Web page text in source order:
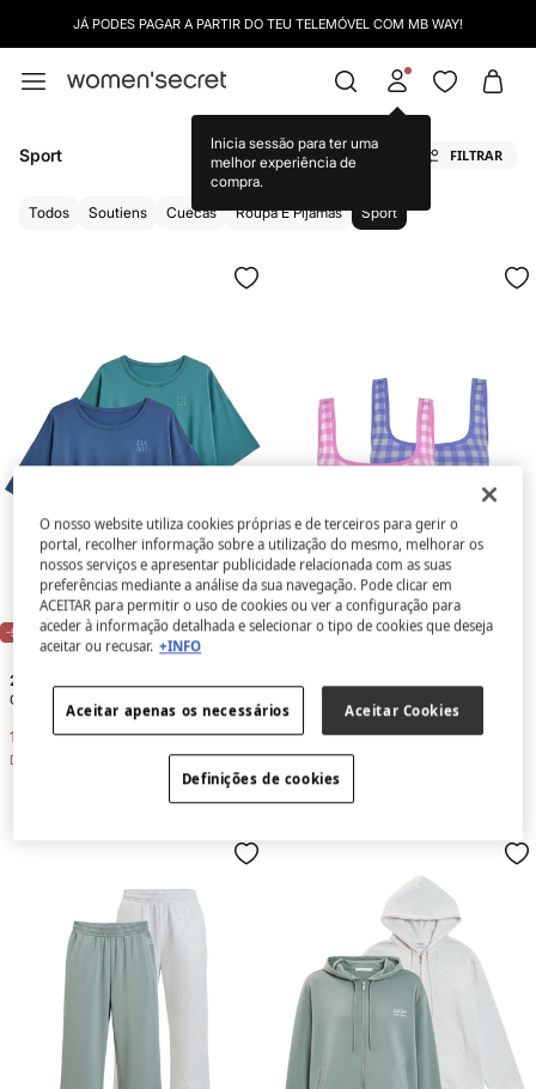
ÉS SÓCIA/O? INICIA A SESSÃO E APROVEITA PROMOÇÕES EXCLUSIVAS |
Sport FILTRAR
Todos Soutiens Cuecas Roupa E Pijamas Sport
-55%
2 Produtos
Conjunto de t-shirt e t-shirt
17,98 € 39,98 €
Desconto
-35%
Conjunto de soutien e soutien
38,98 € 59,98 €
Desconto21,00 €
O nosso website utiliza cookies próprias e de terceiros para gerir o
portal, recolher informação sobre a utilização do mesmo, melhorar os
nossos serviços e apresentar publicidade relacionada com as suas
preferências mediante a análise da sua navegação. Pode clicar em
ACEITAR para permitir o uso de cookies ou ver a configuração para
aceder à informação detalhada e selecionar o tipo de cookies que deseja
aceitar ou recusar. +INFO
Aceitar apenas os necessários Aceitar Cookies
Definições de cookies